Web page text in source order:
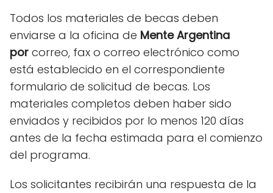
Todos los materiales de becas deben
enviarse a la oficina de Mente Argentina
por correo, fax o correo electrónico como
está establecido en el correspondiente
formulario de solicitud de becas. Los
materiales completos deben haber sido
enviados y recibidos por lo menos 120 días
antes de la fecha estimada para el comienzo
del programa.
Los solicitantes recibirán una respuesta de la